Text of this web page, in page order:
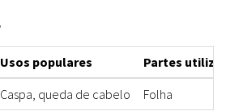
Usos populares
Partes
Caspa, queda de cabelo Folha